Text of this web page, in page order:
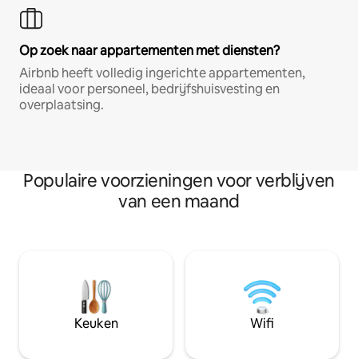
Op zoek naar appartementen met diensten?
Airbnb heeft volledig ingerichte appartementen,
ideaal voor personeel, bedrijfshuisvesting en
overplaatsing.
Populaire voorzieningen voor verblijven
van een maand
Keuken Wifi